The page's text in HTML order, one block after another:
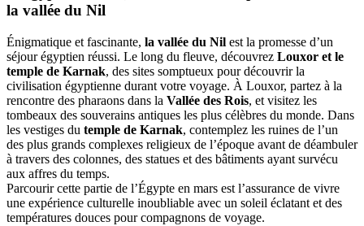
la vallée du Nil
Énigmatique et fascinante, la vallée du Nil est la promesse d’un
séjour égyptien réussi. Le long du fleuve, découvrez Louxor et le
temple de Karnak, des sites somptueux pour découvrir la
civilisation égyptienne durant votre voyage. À Louxor, partez à la
rencontre des pharaons dans la Vallée des Rois, et visitez les
tombeaux des souverains antiques les plus célèbres du monde. Dans
les vestiges du temple de Karnak, contemplez les ruines de l’un
des plus grands complexes religieux de l’époque avant de déambuler
à travers des colonnes, des statues et des bâtiments ayant survécu
aux affres du temps.
Parcourir cette partie de l’Égypte en mars est l’assurance de vivre
une expérience culturelle inoubliable avec un soleil éclatant et des
températures douces pour compagnons de voyage.